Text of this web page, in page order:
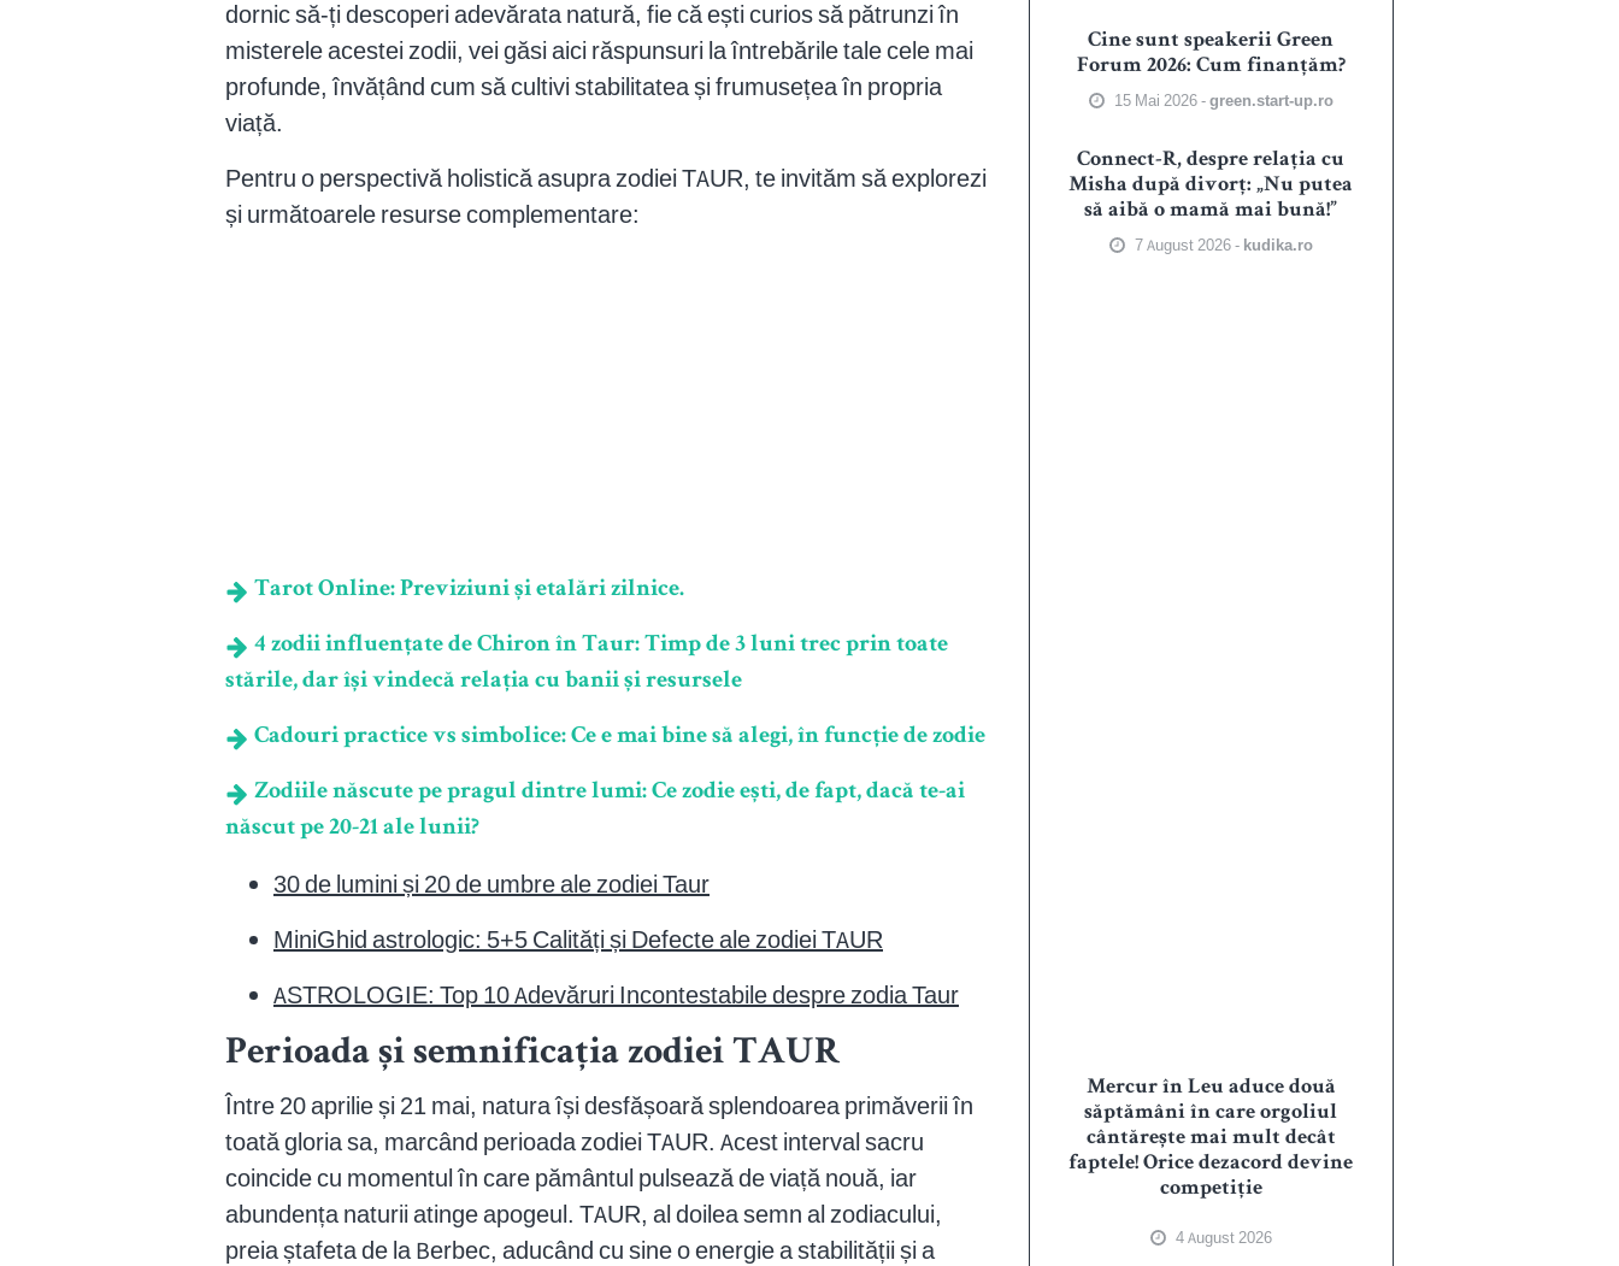
dornic să-ți descoperi adevărata natură, fie că ești curios să pătrunzi în
misterele acestei zodii, vei găsi aici răspunsuri la întrebările tale cele mai
profunde, învățând cum să cultivi stabilitatea și frumusețea în propria
viață.
Pentru o perspectivă holistică asupra zodiei TAUR, te invităm să explorezi
și următoarele resurse complementare:
Tarot Online: Previziuni și etalări zilnice.
4 zodii influențate de Chiron în Taur: Timp de 3 luni trec prin toate
stările, dar își vindecă relația cu banii și resursele
Cadouri practice vs simbolice: Ce e mai bine să alegi, în funcție de zodie
Zodiile născute pe pragul dintre lumi: Ce zodie ești, de fapt, dacă te-ai
născut pe 20-21 ale lunii?
30 de lumini și 20 de umbre ale zodiei Taur
MiniGhid astrologic: 5+5 Calități și Defecte ale zodiei TAUR
ASTROLOGIE: Top 10 Adevăruri Incontestabile despre zodia Taur
Perioada și semnificația zodiei TAUR
Între 20 aprilie și 21 mai, natura își desfășoară splendoarea primăverii în
toată gloria sa, marcând perioada zodiei TAUR. Acest interval sacru
coincide cu momentul în care pământul pulsează de viață nouă, iar
abundența naturii atinge apogeul. TAUR, al doilea semn al zodiacului,
preia ștafeta de la Berbec, aducând cu sine o energie a stabilității și a
Cine sunt speakerii Green
Forum 2026: Cum finanțăm?
15 Mai 2026 -green.start-up.ro
Connect-R, despre relația cu
Misha după divorț: „Nu putea
să aibă o mamă mai bună!”
7 August 2026 - kudika.ro
Mercur în Leu aduce două
săptămâni în care orgoliul
cântărește mai mult decât
faptele! Orice dezacord devine
competiție
4 August 2026